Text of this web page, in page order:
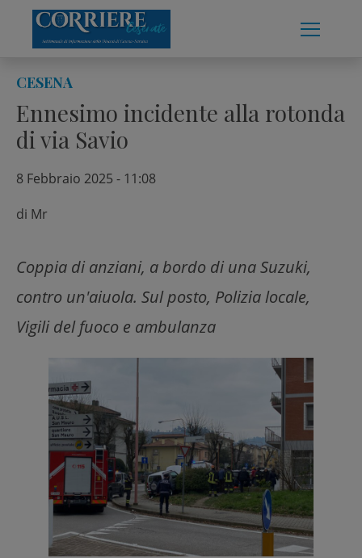
content
CESENA
Ennesimo incidente alla rotonda
di via Savio
8 Febbraio 2025 - 11:08
di Mr
Coppia di anziani, a bordo di una Suzuki,
contro un'aiuola. Sul posto, Polizia locale,
Vigili del fuoco e ambulanza